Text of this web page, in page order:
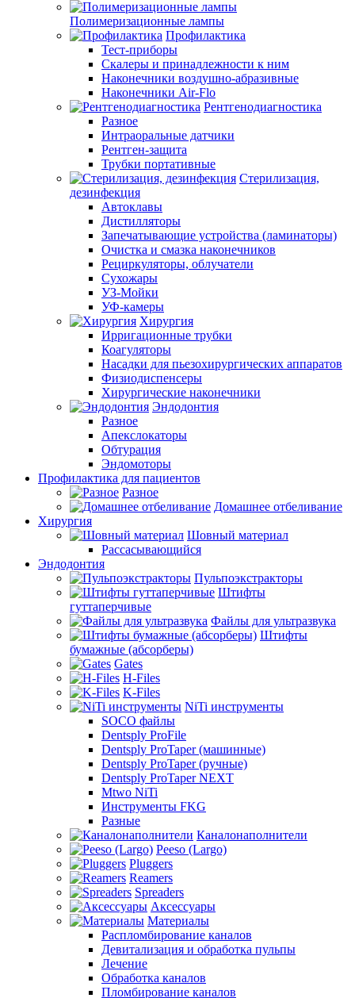
Полимеризационные лампы
Профилактика
Тест-приборы
Скалеры и принадлежности к ним
Наконечники воздушно-абразивные
Наконечники Air-Flo
Рентгенодиагностика
Разное
Интраоральные датчики
Рентген-защита
Трубки портативные
Стерилизация,
дезинфекция
Автоклавы
Дистилляторы
Запечатывающие устройства (ламинаторы)
Очистка и смазка наконечников
Рециркуляторы, облучатели
Сухожары
УЗ-Мойки
УФ-камеры
Хирургия
Ирригационные трубки
Коагуляторы
Насадки для пьезохирургических аппаратов
Физиодиспенсеры
Хирургические наконечники
Эндодонтия
Разное
Апекслокаторы
Обтурация
Эндомоторы
Профилактика для пациентов
Разное
Домашнее отбеливание
Хирургия
Шовный материал
Рассасывающийся
Эндодонтия
Пульпоэкстракторы
Штифты
гуттаперчивые
Файлы для ультразвука
Штифты
бумажные (абсорберы)
Gates
H-Files
K-Files
NiTi инструменты
SOCO файлы
Dentsply ProFile
Dentsply ProTaper (машинные)
Dentsply ProTaper (ручные)
Dentsply ProTaper NEXT
Mtwo NiTi
Инструменты FKG
Разные
Каналонаполнители
Peeso (Largo)
Pluggers
Reamers
Spreaders
Аксессуары
Материалы
Распломбирование каналов
Девитализация и обработка пульпы
Лечение
Обработка каналов
Пломбирование каналов